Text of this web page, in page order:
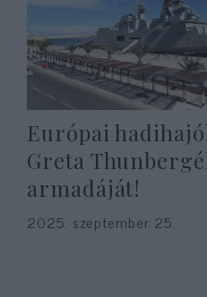
Európai
Greta
armadáját!
2025. szeptember 25.